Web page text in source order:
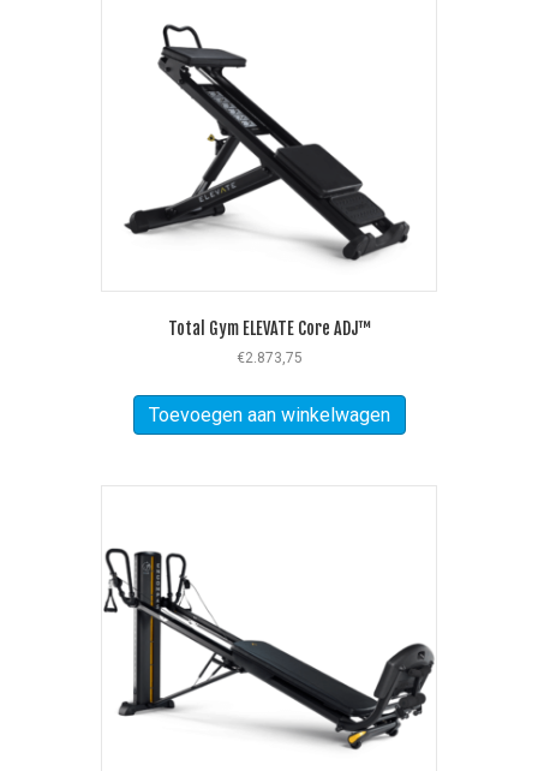
Total Gym ELEVATE Core ADJ™
€2.873,75
Toevoegen aan winkelwagen